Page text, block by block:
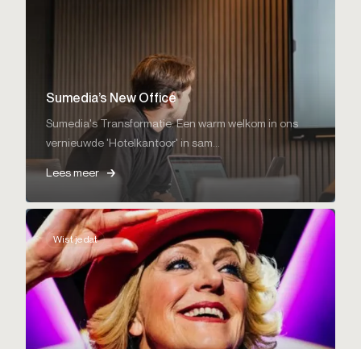
Sumedia’s New Office
Sumedia's Transformatie: Een warm welkom in ons
vernieuwde 'Hotelkantoor' in sam...
Lees meer
Wist je dat